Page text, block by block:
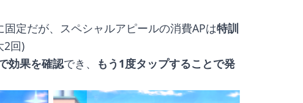
定だが、スペシャルアピールの消費APは特訓
2回)
効果を確認でき、
もう1度タップすることで発